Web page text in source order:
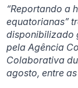
“Reportando a
equatorianas”
disponibilizado
pela Agência
Colaborativa
agosto, entre